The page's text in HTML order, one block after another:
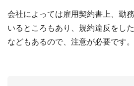
会社によっては雇用契約書上、勤
いるところもあり、規約違反をし
などもあるので、注意が必要です。